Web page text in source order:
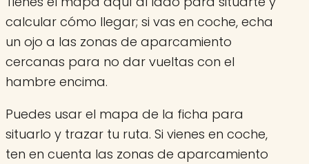
calcular cómo llegar; si vas en coche, echa
un ojo a las zonas de aparcamiento
cercanas para no dar vueltas con el
hambre encima.
Puedes usar el mapa de la ficha para
situarlo y trazar tu ruta. Si vienes en coche,
ten en cuenta las zonas de aparcamiento